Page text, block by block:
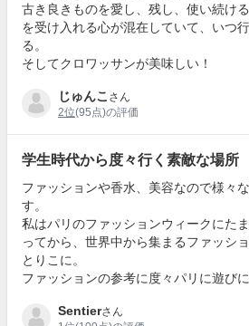
古き良きものを愛し、残し、使い続け
を受け入れる心が混在していて、いつ
る。
そしてクロワッサンが美味しい！
じゅんこ さん
2位(95点)の評価
学生時代から度々行く素敵な場所
ファッションや香水、美容なので様々
す。
私はパリのファッションウィークにた
ってから、世界中から集まるファッシ
とりこに。
ファッションの参考に度々パリに遊びに
Sentierさん